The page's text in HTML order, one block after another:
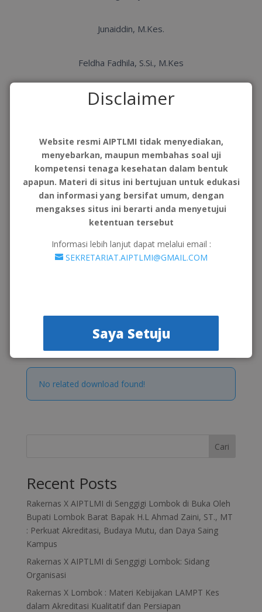
Junaiddin, M.Kes.
Feldha Fadhila, S.Si., M.Kes
Dr. Arina Novilla, S.Pd,M.Si
ASOSIASI INSTITUSI PENDIDIKAN TINGGI
TEKNOLOGI LABORATORIUM
MEDIK INDONESIA ( AIPTLMI)
2024
No related download found!
Cari
Recent Posts
Rakernas X AIPTLMI di Senggigi Lombok di Buka Oleh
Bupati Lombok Barat Bapak H.L Ahmad Zaini, ST., MT
: Perkuat Akreditasi, Budaya Mutu, dan Daya Saing
Kampus
Rakernas X AIPTLMI di Senggigi Lombok: Sidang
Organisasi
Rakernas X Lombok : Materi Kebijakan LAMPT Kes
dalam Akreditasi Kualitatif dan Persiapan
Disclaimer
Website resmi AIPTLMI tidak menyediakan,
menyebarkan, maupun membahas soal uji
kompetensi tenaga kesehatan dalam bentuk
apapun. Materi di situs ini bertujuan untuk edukasi
dan informasi yang bersifat umum, dengan
mengakses situs ini berarti anda menyetujui
ketentuan tersebut
Informasi lebih lanjut dapat melalui email :
SEKRETARIAT.AIPTLMI@GMAIL.COM
Saya Setuju